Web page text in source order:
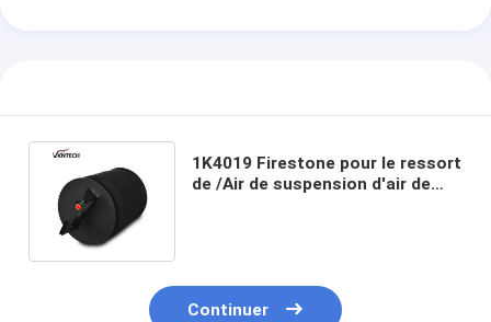
1K4019 Firestone pour le ressort
de /Air de suspension d'air de
Continuer